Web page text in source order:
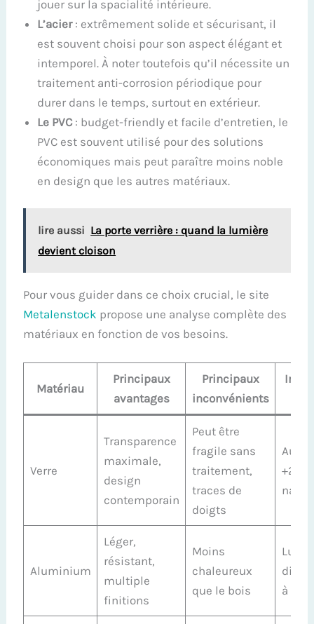
jouer sur la spacialité intérieure.
L’acier: extrêmement solide et sécurisant, il
est souvent choisi pour son aspect élégant et
intemporel. À noter toutefois qu’il nécessite un
traitement anti-corrosion périodique pour
durer dans le temps, surtout en extérieur.
Le PVC: budget-friendly et facile d’entretien, le
PVC est souvent utilisé pour des solutions
économiques mais peut paraître moins noble
en design que les autres matériaux.
lire aussi La porte verrière : quand la lumière
devient cloison
Pour vous guider dans ce choix crucial, le site
Metalenstock propose une analyse complète des
matériaux en fonction de vos besoins.
Matériau
Principaux
avantages
Principaux
inconvénients
Verre
Transparence
maximale,
design
contemporain
Peut être
fragile sans
traitement,
traces de
doigts
+20
Aluminium
Léger,
résistant,
multiple
finitions
Moins
chaleureux
que le bois
à la